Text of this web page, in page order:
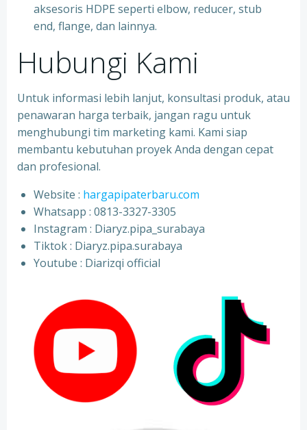
aksesoris HDPE seperti elbow, reducer, stub
end, flange, dan lainnya.
Hubungi Kami
Untuk informasi lebih lanjut, konsultasi produk, atau
penawaran harga terbaik, jangan ragu untuk
menghubungi tim marketing kami. Kami siap
membantu kebutuhan proyek Anda dengan cepat
dan profesional.
Website : hargapipaterbaru.com
Whatsapp : 0813-3327-3305
⁠Instagram : Diaryz.pipa_surabaya
⁠Tiktok : Diaryz.pipa.surabaya
⁠Youtube : Diarizqi official